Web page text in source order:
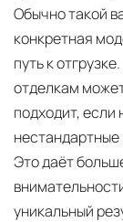
Обычно такой
конкретная
путь к
отделкам
подходит, если
Это даёт
уникальный